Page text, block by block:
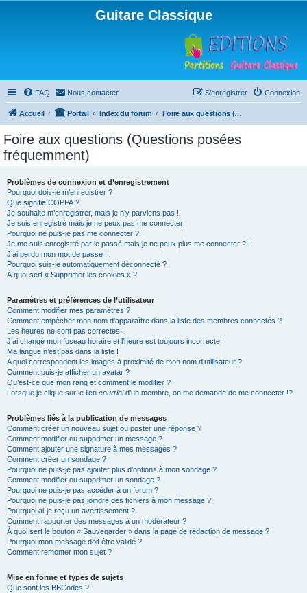
Guitare Classique
FAQ Nous contacter Connexion
S’enregistrer
Accueil Portail Index du forum Foire aux questions (Questions posées fréquemment)
Foire aux questions (Questions posées
fréquemment)
Problèmes de connexion et d’enregistrement
Pourquoi dois-je m’enregistrer ?
Que signifie COPPA ?
Je souhaite m’enregistrer, mais je n’y parviens pas !
Je suis enregistré mais je ne peux pas me connecter !
Pourquoi ne puis-je pas me connecter ?
Je me suis enregistré par le passé mais je ne peux plus me connecter ?!
J’ai perdu mon mot de passe !
Pourquoi suis-je automatiquement déconnecté ?
À quoi sert « Supprimer les cookies » ?
Paramètres et préférences de l’utilisateur
Comment modifier mes paramètres ?
Comment empêcher mon nom d’apparaître dans la liste des membres connectés ?
Les heures ne sont pas correctes !
J’ai changé mon fuseau horaire et l’heure est toujours incorrecte !
Ma langue n’est pas dans la liste !
A quoi correspondent les images à proximité de mon nom d’utilisateur ?
Comment puis-je afficher un avatar ?
Qu’est-ce que mon rang et comment le modifier ?
Lorsque je clique sur le lien courrield’un membre, on me demande de me connecter !?
Problèmes liés à la publication de messages
Comment créer un nouveau sujet ou poster une réponse ?
Comment modifier ou supprimer un message ?
Comment ajouter une signature à mes messages ?
Comment créer un sondage ?
Pourquoi ne puis-je pas ajouter plus d’options à mon sondage ?
Comment modifier ou supprimer un sondage ?
Pourquoi ne puis-je pas accéder à un forum ?
Pourquoi ne puis-je pas joindre des fichiers à mon message ?
Pourquoi ai-je reçu un avertissement ?
Comment rapporter des messages à un modérateur ?
À quoi sert le bouton « Sauvegarder » dans la page de rédaction de message ?
Pourquoi mon message doit être validé ?
Comment remonter mon sujet ?
Mise en forme et types de sujets
Que sont les BBCodes ?